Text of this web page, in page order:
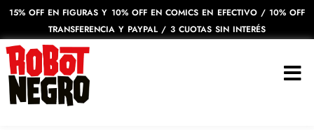
15% OFF EN FIGURAS Y 10% OFF EN COMICS EN EFECTIVO / 10% OFF
TRANSFERENCIA Y PAYPAL / 3 CUOTAS SIN INTERÉS